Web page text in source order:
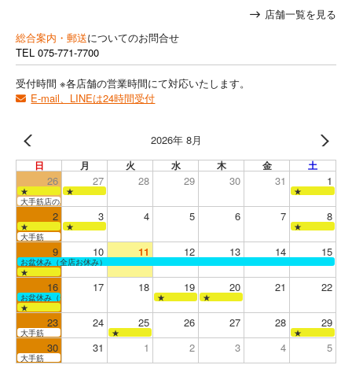
店舗一覧を見る
総合案内・郵送についてのお問合せ
TEL 075-771-7700
受付時間 ※各店舗の営業時間にて対応いたします。
E-mail、LINEは24時間受付
2026年 8月
日 月 火 水 木 金 土
26 27 28 29 30 31 1
★ ★
★
大手筋店のみ営業
2 3 4 5 6 7 8
★ ★
★
大手筋
9 10 11 12 13 14 15
お盆休み（全店お休み）
★
16 17 18 19 20 21 22
お盆休み（全店お休み） ★
★
★
23 24 25 26 27 28 29
大手筋 ★ ★
30 31 1 2 3 4 5
大手筋